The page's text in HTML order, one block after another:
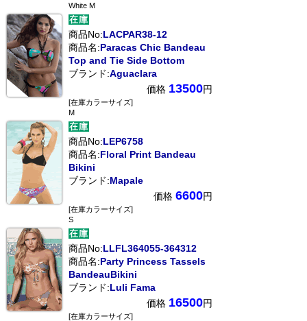
White M
商品No:LACPAR38-12
商品名:Paracas Chic Bandeau
Top and Tie Side Bottom
ブランド:Aguaclara
価格 13500円
[在庫カラーサイズ]
M
商品No:LEP6758
商品名:Floral Print Bandeau
Bikini
ブランド:Mapale
価格 6600円
[在庫カラーサイズ]
S
商品No:LLFL364055-364312
商品名:Party Princess Tassels
BandeauBikini
ブランド:Luli Fama
価格 16500円
[在庫カラーサイズ]